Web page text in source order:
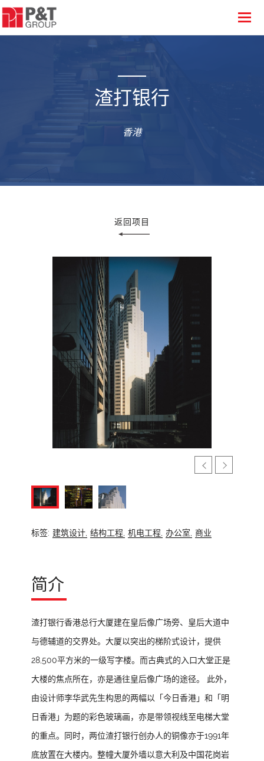
渣打银行
香港
返回项目
标签: 建筑设计, 结构工程, 机电工程, 办公室, 商业
简介
渣打银行香港总行大厦建在皇后像广场旁、皇后大道中
与德辅道的交界处。大厦以突出的梯阶式设计，提供
28,500平方米的一级写字楼。而古典式的入口大堂正是
大楼的焦点所在，亦是通往皇后像广场的途径。 此外，
由设计师李华武先生构思的两幅以「今日香港」和「明
日香港」为题的彩色玻璃画，亦是带领视线至电梯大堂
的重点。同时，两位渣打银行创办人的铜像亦于1991年
底放置在大楼内。整幢大厦外墙以意大利及中国花岗岩